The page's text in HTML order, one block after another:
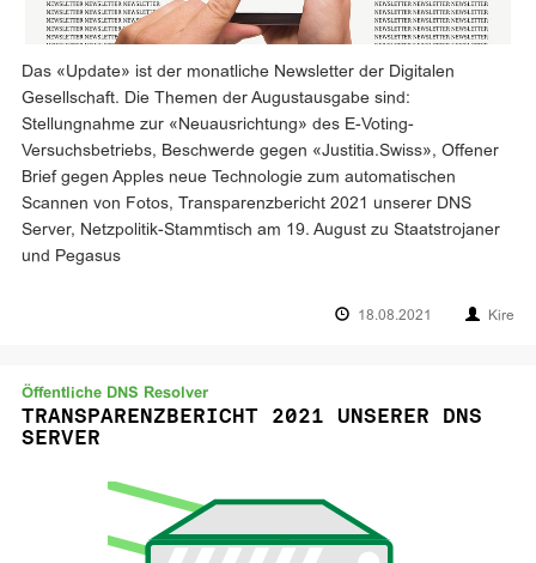
Das «Update» ist der monatliche Newsletter der Digitalen
Gesellschaft. Die Themen der Augustausgabe sind:
Stellungnahme zur «Neuausrichtung» des E-Voting-
Versuchsbetriebs, Beschwerde gegen «Justitia.Swiss», Offener
Brief gegen Apples neue Technologie zum automatischen
Scannen von Fotos, Transparenzbericht 2021 unserer DNS
Server, Netzpolitik-Stammtisch am 19. August zu Staatstrojaner
und Pegasus
18.08.2021 Kire
Öffentliche DNS Resolver
TRANSPARENZBERICHT 2021 UNSERER DNS
SERVER